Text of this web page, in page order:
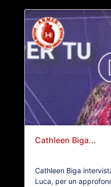
Cathleen Biga...
Cathleen Biga
Luca, per un